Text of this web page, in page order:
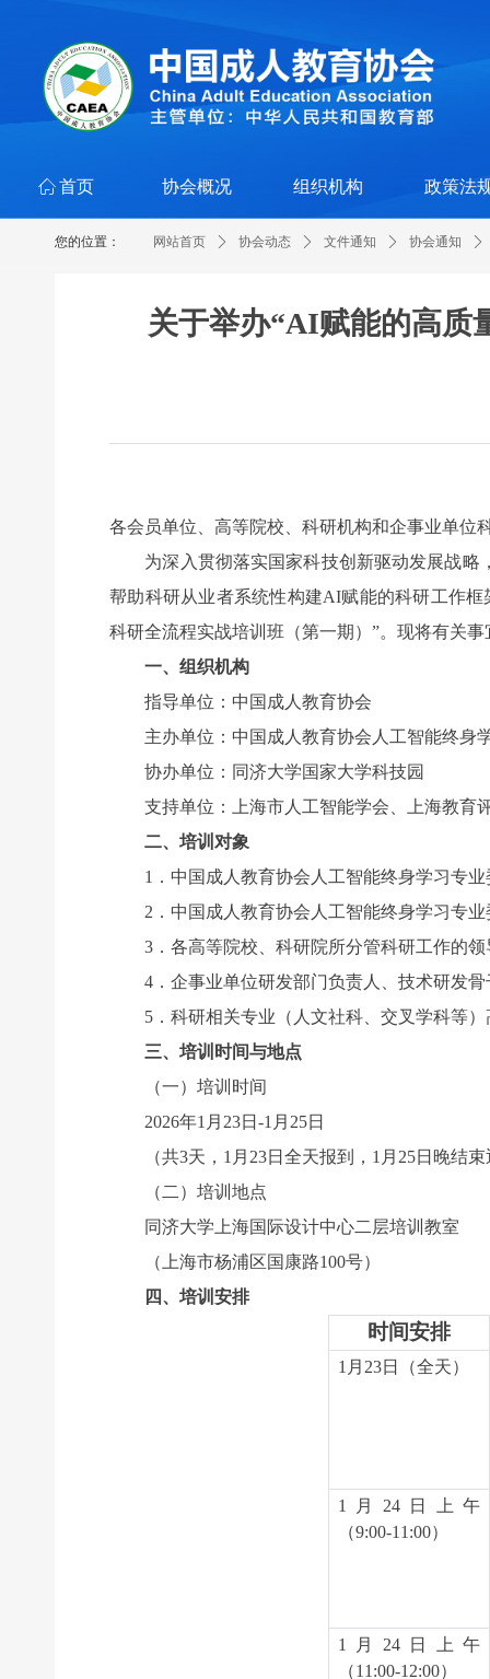
ꀇ 首页 协会概况 组织机构 政策法
网站首页 ꄲ 协会动态 ꄲ 文件通知 ꄲ 协会通知 ꄲ
您的位置：
关于举办“AI赋能的高质
各会员单位、高等院校、科研机构和企事业单位
为深入贯彻落实国家科技创新驱动发展战略
帮助科研从业者系统性构建AI赋能的科研工作
科研全流程实战培训班（第一期）”。现将有关
一、组织机构
指导单位：中国成人教育协会
主办单位：中国成人教育协会人工智能终身
协办单位：同济大学国家大学科技园
支持单位：上海市人工智能学会、上海教育
二、培训对象
1．中国成人教育协会人工智能终身学习专业
2．中国成人教育协会人工智能终身学习专业
3．各高等院校、科研院所分管科研工作的领
4．企事业单位研发部门负责人、技术研发骨
5．科研相关专业（人文社科、交叉学科等）
三、培训时间与地点
（一）培训时间
2026年1月23日-1月25日
（共3天，1月23日全天报到，1月25日晚结束
（二）培训地点
同济大学上海国际设计中心二层培训教室
（上海市杨浦区国康路100号）
四、培训安排
时间安排
1 月23日（全天）
1
月24日上午
（9:00-11:00）
1
月24日上午
（11:00-12:00）